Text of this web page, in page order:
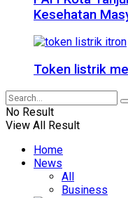
Kesehatan
Token listrik
No Result
View All Result
Home
News
All
Business